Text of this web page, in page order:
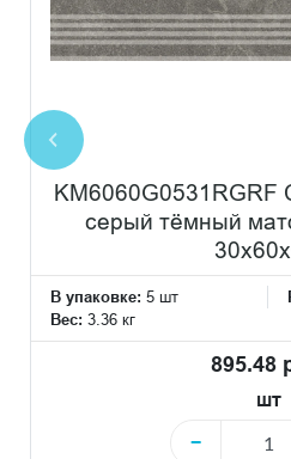
KM6060G0531RGRF
серый тёмный
В упаковке: 5 шт
Вес: 3.36 кг
895.48
шт
−